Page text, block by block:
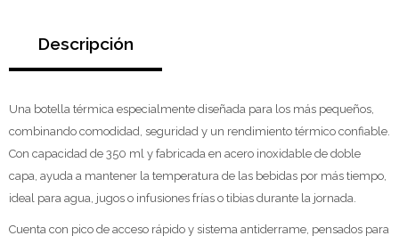
Descripción
Una botella térmica especialmente diseñada para los más pequeños,
combinando comodidad, seguridad y un rendimiento térmico confiable.
Con capacidad de 350 ml y fabricada en acero inoxidable de doble
capa, ayuda a mantener la temperatura de las bebidas por más tiempo,
ideal para agua, jugos o infusiones frías o tibias durante la jornada.
Cuenta con pico de acceso rápido y sistema antiderrame, pensados para